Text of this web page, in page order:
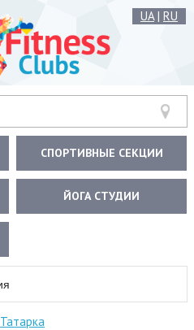
UA| RU
СПОРТИВНЫЕ СЕКЦИИ
ЙОГА СТУДИИ
Татарка